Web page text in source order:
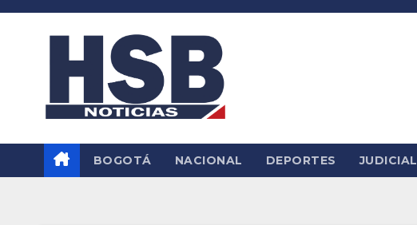
Saltar
BOGOTÁ NACIONAL DEPORTES JUDICIAL